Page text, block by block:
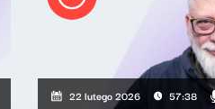
22 lutego 2026 57:38